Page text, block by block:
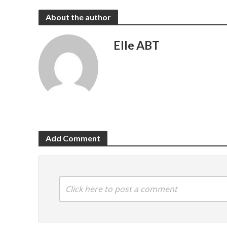
About the author
Elle ABT
Add Comment
Click here to post a comment